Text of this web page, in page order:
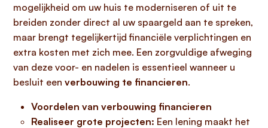
mogelijkheid om uw huis te moderniseren of uit te
breiden zonder direct al uw spaargeld aan te spreken,
maar brengt tegelijkertijd financiële verplichtingen en
extra kosten met zich mee. Een zorgvuldige afweging
van deze voor- en nadelen is essentieel wanneer u
besluit een verbouwing te financieren.
Voordelen van verbouwing financieren
Realiseer grote projecten: Een lening maakt het